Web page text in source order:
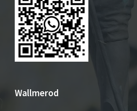
Wallmerod